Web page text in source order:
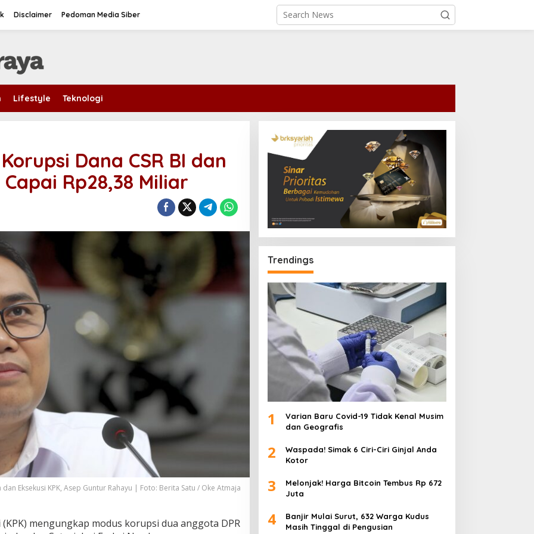
Disclaimer Pedoman Media Siber
Lifestyle Teknologi
Dana CSR BI dan
Rp28,38 Miliar
Eksekusi KPK, Asep Guntur Rahayu | Foto: Berita Satu / Oke Atmaja
(KPK) mengungkap modus korupsi dua anggota DPR
Trendings
1
Varian Baru Covid-19 Tidak Kenal Musim
dan Geografis
2
Waspada! Simak 6 Ciri-Ciri Ginjal Anda
Kotor
3
Melonjak! Harga Bitcoin Tembus Rp 672
Juta
4
Banjir Mulai Surut, 632 Warga Kudus
Masih Tinggal di Pengusian